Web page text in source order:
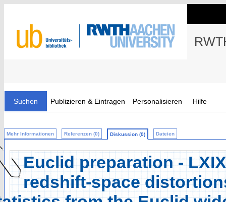
Suchen Publizieren & Eintragen Personalisieren Hilfe
Mehr Informationen Referenzen (0) Diskussion (0) Dateien
Euclid preparation -
redshift-space